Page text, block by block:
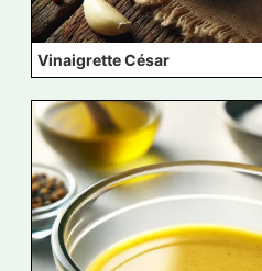
Vinaigrette César